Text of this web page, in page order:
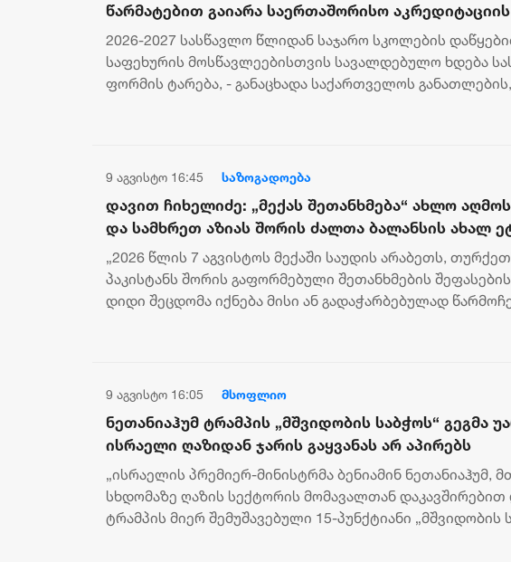
წარმატებით გაიარა საერთაშორისო
ლაბორატორიის მიერ ჩატარებული
კვლევების დადგენილი ტესტირებები და სრულად
აკმაყოფილებს დაწესებულ მოთხოვნებსა და
2026-2027 სასწავლო წლიდან საჯარო სკოლების
საფეხურის მოსწავლეებისთვის სავალდებულო ხდება
ფორმის ტარება, - განაცხადა საქართველოს განათლების,
9 აგვისტო 16:45 საზოგადოება
დავით ჩიხელიძე: „მექას შეთანხმება“ ახლო
და სამხრეთ აზიას შორის ძალთა ბალანსის ახალ
იწყებს
„2026 წლის 7 აგვისტოს მექაში საუდის არაბეთს,
პაკისტანს შორის გაფორმებული შეთანხმების
დიდი შეცდომა იქნება მისი ან გადაჭარბებულად
9 აგვისტო 16:05 მსოფლიო
ნეთანიაჰუმ ტრამპის „მშვიდობის საბჭოს“ გეგმა
ისრაელი ღაზიდან ჯარის გაყვანას არ აპირებს
„ისრაელის პრემიერ-მინისტრმა ბენიამინ ნეთანიაჰუმ,
სხდომაზე ღაზის სექტორის მომავალთან
ტრამპის მიერ შემუშავებული 15-პუნქტიანი „მშვიდობის